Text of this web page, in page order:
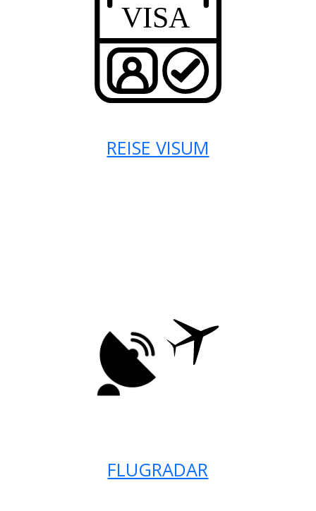
REISE VISUM
FLUGRADAR